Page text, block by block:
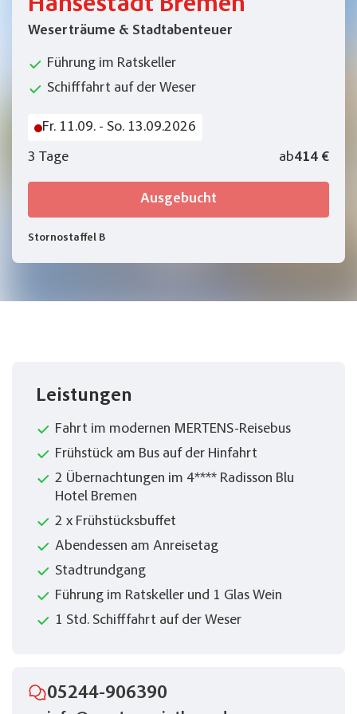
Hansestadt Bremen
Weserträume & Stadtabenteuer
Führung im Ratskeller
Schifffahrt auf der Weser
Fr. 11.09. - So. 13.09.2026
3 Tage ab414 €
Ausgebucht
Stornostaffel B
Leistungen
Fahrt im modernen MERTENS-Reisebus
Frühstück am Bus auf der Hinfahrt
2 Übernachtungen im 4**** Radisson Blu
Hotel Bremen
2 x Frühstücksbuffet
Abendessen am Anreisetag
Stadtrundgang
Führung im Ratskeller und 1 Glas Wein
1 Std. Schifffahrt auf der Weser
05244-906390